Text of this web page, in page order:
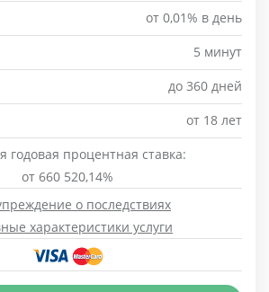
от 0,01% в день
5 минут
до 360 дней
от 18 лет
годовая процентная ставка:
от 660 520,14%
о последствиях
характеристики услуги